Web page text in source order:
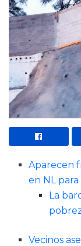
Aparecen
en NL
La
Vecinos